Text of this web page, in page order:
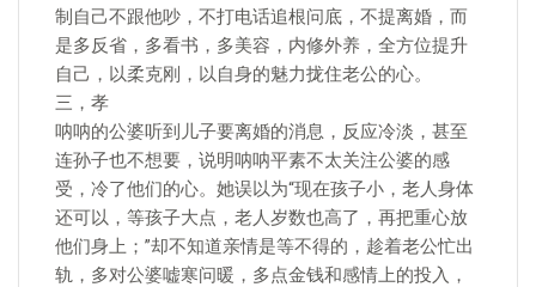
制自己不跟他吵，不打电话追根问底，不提离婚，而
是多反省，多看书，多美容，内修外养，全方位提升
自己，以柔克刚，以自身的魅力拢住老公的心。
三，孝
呐呐的公婆听到儿子要离婚的消息，反应冷淡，甚至
连孙子也不想要，说明呐呐平素不太关注公婆的感
受，冷了他们的心。她误以为“现在孩子小，老人身体
还可以，等孩子大点，老人岁数也高了，再把重心放
他们身上；”却不知道亲情是等不得的，趁着老公忙出
轨，多对公婆嘘寒问暖，多点金钱和感情上的投入，